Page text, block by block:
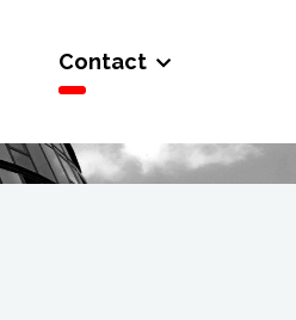
Contact